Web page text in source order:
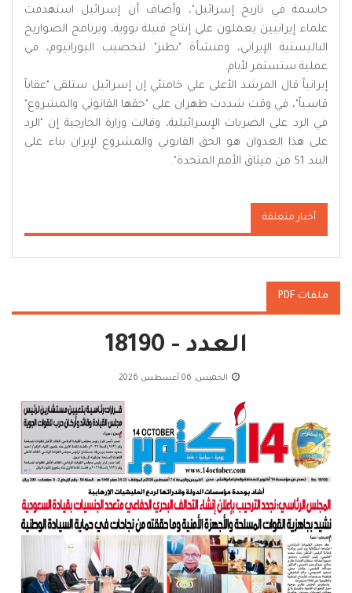
حاسمة في تاريخ إسرائيل"، وأضاف أن إسرائيل استهدفت
علماء إيرانيين يعملون على إنتاج قنبلة نووية، وبرنامج الصواريخ
الباليستية الإيراني، ومنشأة "نطنز" لتخصيب اليورانيوم، في
عملية ستستمر لأيام.
إيرانياً قال المرشد الأعلى علي خامنئي إن إسرائيل ستلقى "عقاباً
قاسياً"، في وقت شددت طهران على "حقها القانوني والمشروع"
في الرد على الضربات الإسرائيلية، وقالت وزارة الخارجية إن "الرد
على هذا العدوان هو الحق القانوني والمشروع لإيران بناء على
البند 51 من ميثاق الأمم المتحدة".
أخبار متعلقة
ملفات PDF
العدد - 18190
الخميس, 06 أغسطس 2026